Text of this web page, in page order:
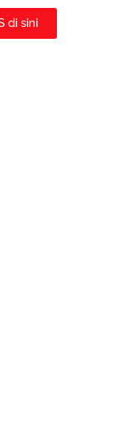
di sini